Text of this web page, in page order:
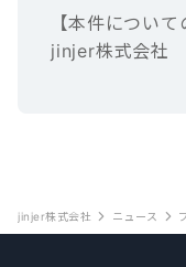
【本‌件‌に‌つ‌い‌
jinjer株式会社
jinjer株式会社 ニュース